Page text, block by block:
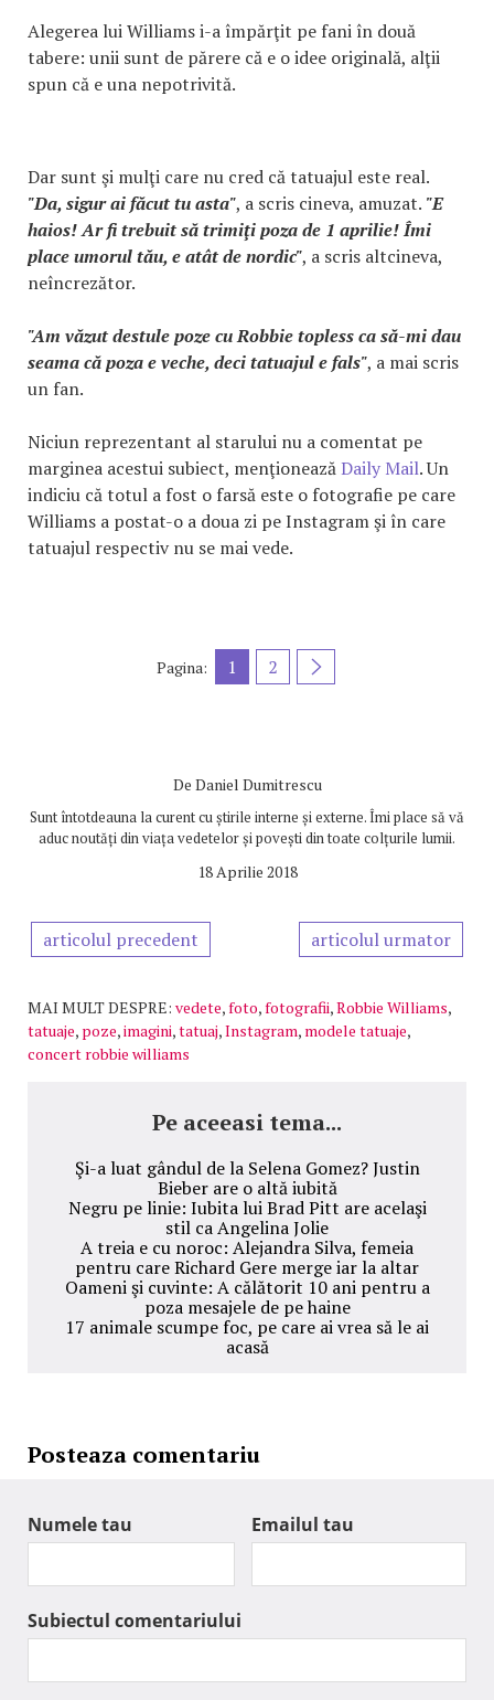
Alegerea lui Williams i-a împărţit pe fani în două
tabere: unii sunt de părere că e o idee originală, alţii
spun că e una nepotrivită.
Dar sunt şi mulţi care nu cred că tatuajul este real.
"Da, sigur ai făcut tu asta", a scris cineva, amuzat. "E
haios! Ar fi trebuit să trimiţi poza de 1 aprilie! Îmi
place umorul tău, e atât de nordic", a scris altcineva,
neîncrezător.
"Am văzut destule poze cu Robbie topless ca să-mi dau
seama că poza e veche, deci tatuajul e fals", a mai scris
un fan.
Niciun reprezentant al starului nu a comentat pe
marginea acestui subiect, menţioneazăDaily Mail. Un
indiciu că totul a fost o farsă este o fotografie pe care
Williams a postat-o a doua zi pe Instagram şi în care
tatuajul respectiv nu se mai vede.
Pagina: 1 2
De Daniel Dumitrescu
Sunt întotdeauna la curent cu știrile interne și externe. Îmi place să vă
aduc noutăți din viața vedetelor și povești din toate colțurile lumii.
18 Aprilie 2018
articolul precedent articolul urmator
MAI MULT DESPRE: vedete,foto,fotografii,Robbie Williams,
tatuaje, poze,imagini,tatuaj,Instagram, modele tatuaje,
concert robbie williams
Pe aceeasi tema...
Şi-a luat gândul de la Selena Gomez? Justin
Bieber are o altă iubită
Negru pe linie: Iubita lui Brad Pitt are acelaşi
stil ca Angelina Jolie
A treia e cu noroc: Alejandra Silva, femeia
pentru care Richard Gere merge iar la altar
Oameni şi cuvinte: A călătorit 10 ani pentru a
poza mesajele de pe haine
17 animale scumpe foc, pe care ai vrea să le ai
acasă
Posteaza comentariu
Numele tau Emailul tau
Subiectul comentariului